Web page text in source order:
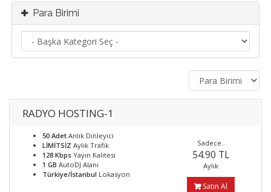
Para Birimi
RADYO HOSTING-1
50 Adet Anlık Dinleyici
LİMİTSİZ Aylık Trafik
128 Kbps Yayın Kalitesi
1 GB AutoDJ Alanı
Türkiye/İstanbul Lokasyon
Sadece..
54.90 TL
Aylık
Satın Al